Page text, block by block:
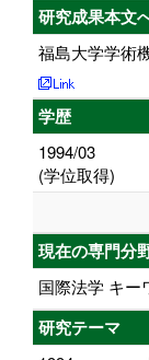
研究成果本文
福島大学学術
学歴
1994/03
(学位取得)
現在の専門分
国際法学 キー
研究テーマ